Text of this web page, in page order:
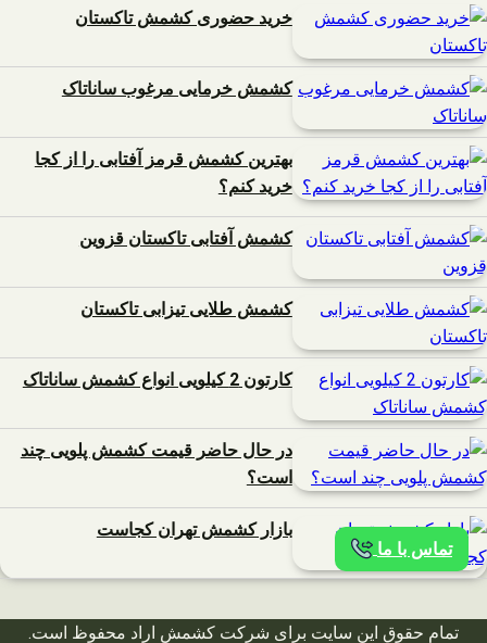
خرید حضوری کشمش تاکستان
کشمش خرمایی مرغوب ساناتاک
بهترین کشمش قرمز آفتابی را از کجا
خرید کنم؟
کشمش آفتابی تاکستان قزوین
کشمش طلایی تیزابی تاکستان
کارتون 2 کیلویی انواع کشمش ساناتاک
در حال حاضر قیمت کشمش پلویی چند
است؟
بازار کشمش تهران کجاست
تماس با ما
تمام حقوق این سایت برای شرکت کشمش اراد محفوظ است.